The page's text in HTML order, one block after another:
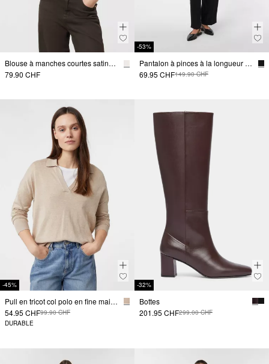
Blouse à manches courtes satinée avec fronces à l'encolure
79.90 CHF
-53%
Pantalon à pinces à la longueur de la cheville
69.95 CHF149.90 CHF
-45%
Pull en tricot col polo en fine maille douce
54.95 CHF99.90 CHF
DURABLE
-32%
Bottes
201.95 CHF299.00 CHF